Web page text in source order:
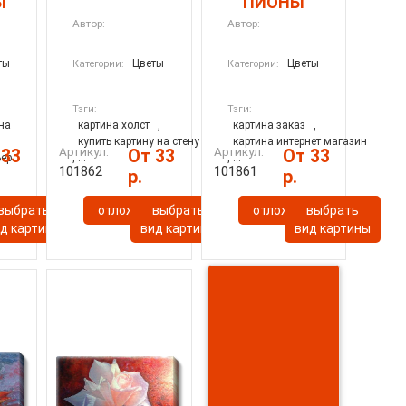
картины
Автор: -
Категории: Цветы
Тэги:
картина холст
,
купить картину на стену
, ...
Артикул:
101862
От 33
р.
отложитьвыбрать
вид картины
Автор: -
Категории: Цветы
Тэги:
картина заказ
,
картина интернет магазин
, ...
Артикул:
101861
От 33
р.
отложитьвыбрать
вид картины